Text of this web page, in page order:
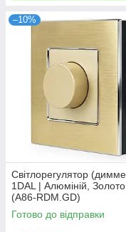
–10%
Світлорегулятор
1DAL | Алюміній, Золото
(A86-RDM.GD)
Готово до відправки